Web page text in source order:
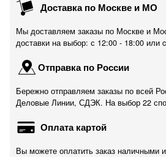
Доставка по Москве и МО
Мы доставляем заказы по Москве и
доставки на выбор: с 12:00 - 18:00 или
Отправка по России
Бережно отправляем заказы по всей
Деловые Линии, СДЭК. На выбор 22
Оплата картой
Вы можете оплатить заказ наличными